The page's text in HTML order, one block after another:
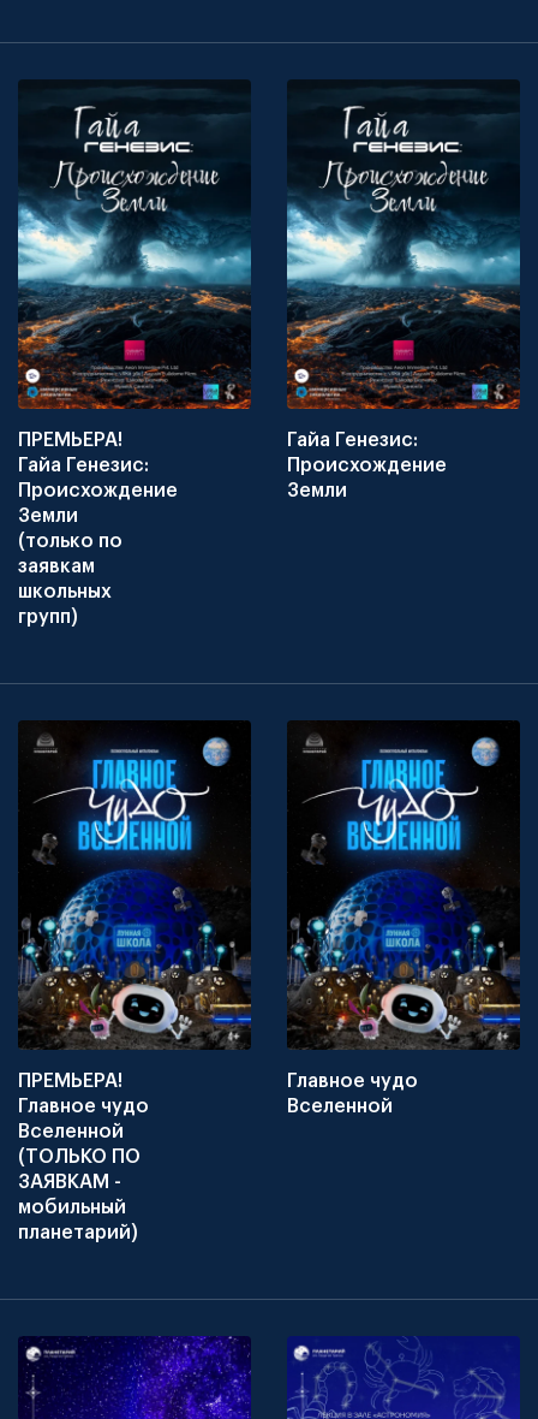
ПРЕМЬЕРА!
Гайа Генезис:
Происхождение
Земли
(только по
заявкам
школьных
групп)
Гайа Генезис:
Происхождение
Земли
ПРЕМЬЕРА!
Главное чудо
Вселенной
(ТОЛЬКО ПО
ЗАЯВКАМ -
мобильный
планетарий)
Главное чудо
Вселенной